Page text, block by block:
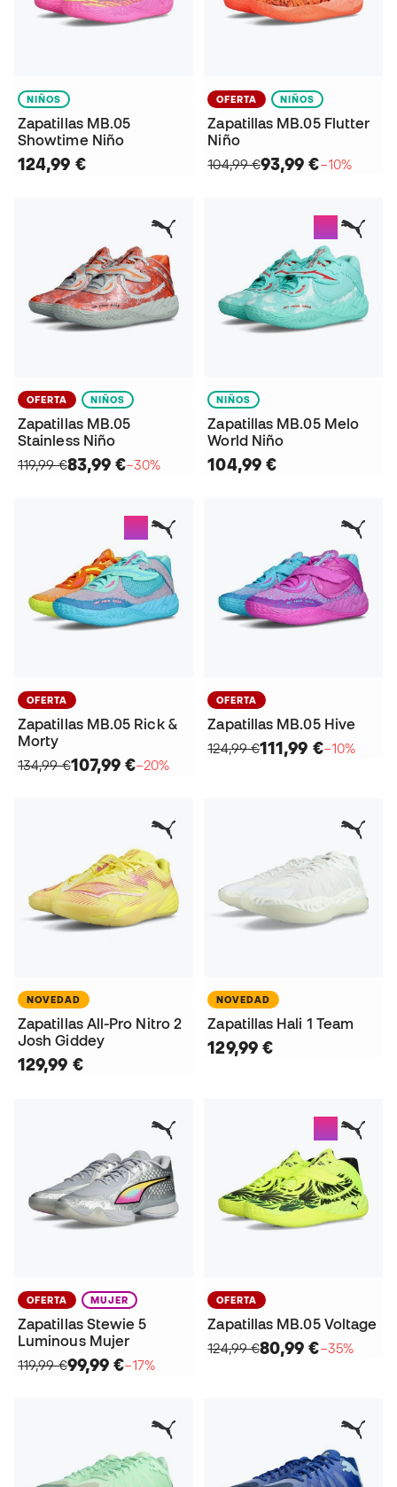
NIÑOS
Zapatillas MB.05
Showtime Niño
124,99 €
OFERTA NIÑOS
Zapatillas MB.05 Flutter
Niño
104,99 €93,99 €−10%
OFERTA NIÑOS
Zapatillas MB.05
Stainless Niño
119,99 €83,99 €−30%
NIÑOS
Zapatillas MB.05 Melo
World Niño
104,99 €
OFERTA
Zapatillas MB.05 Rick &
Morty
134,99 €107,99 €−20%
OFERTA
Zapatillas MB.05 Hive
124,99 €111,99 €−10%
NOVEDAD
Zapatillas All-Pro Nitro 2
Josh Giddey
129,99 €
NOVEDAD
Zapatillas Hali 1 Team
129,99 €
OFERTA MUJER
Zapatillas Stewie 5
Luminous Mujer
119,99 €99,99 €−17%
OFERTA
Zapatillas MB.05 Voltage
124,99 €80,99 €−35%